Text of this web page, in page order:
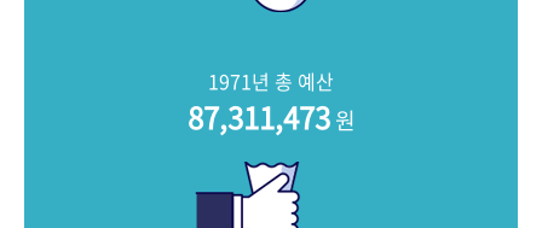
1971년 총 예산
87,311,473원